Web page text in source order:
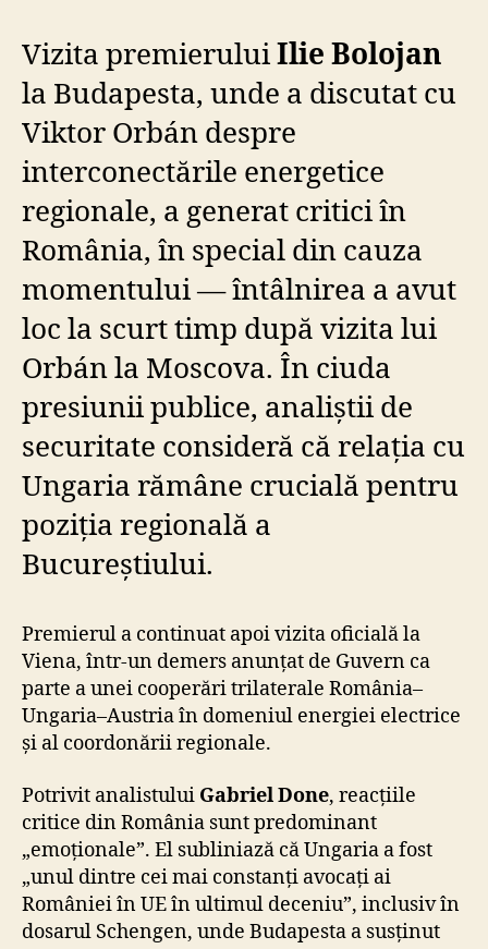
Vizita premieruluiIlie Bolojan
la Budapesta, unde a discutat cu
Viktor Orbán despre
interconectările energetice
regionale, a generat critici în
România, în special din cauza
momentului — întâlnirea a avut
loc la scurt timp după vizita lui
Orbán la Moscova. În ciuda
presiunii publice, analiștii de
securitate consideră că relația cu
Ungaria rămâne crucială pentru
poziția regională a
Bucureștiului.
Premierul a continuat apoi vizita oficială la
Viena, într-un demers anunțat de Guvern ca
parte a unei cooperări trilaterale România–
Ungaria–Austria în domeniul energiei electrice
și al coordonării regionale.
Potrivit analistului Gabriel Done, reacțiile
critice din România sunt predominant
„emoționale”. El subliniază că Ungaria a fost
„unul dintre cei mai constanți avocați ai
României în UE în ultimul deceniu”, inclusiv în
dosarul Schengen, unde Budapesta a susținut